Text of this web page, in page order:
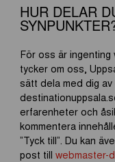
HUR DELAR
För oss är ingenting
tycker om oss,
sätt dela med dig
erfarenheter och
kommentera
”Tyck till”. Du kan
post till webmaster-